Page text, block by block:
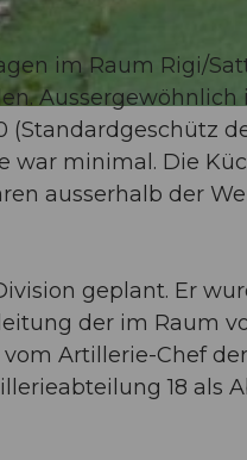
im Raum Rigi/
war minimal. Die
ausserhalb der
geplant. Er
der im Raum
Artillerie-Chef
18 als